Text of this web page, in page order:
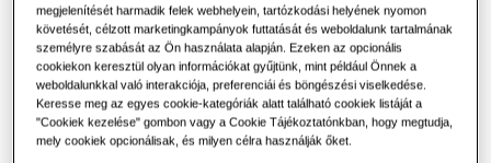
Vendéglátás
Irodák
Fenntarthatóság
Elérhető villamos teljesítmény
Egyfázisú
Szerelő keresése
megjelenítését harmadik felek webhelyein, tartózkodási helyének nyomon
követését, célzott marketingkampányok futtatását és weboldalunk tartalmának
személyre szabását az Ön használata alapján. Ezeken az opcionális
cookiekon keresztül olyan információkat gyűjtünk, mint például Önnek a
weboldalunkkal való interakciója, preferenciái és böngészési viselkedése.
Keresse meg az egyes cookie-kategóriák alatt található cookiek listáját a
"Cookiek kezelése" gombon vagy a Cookie Tájékoztatónkban, hogy megtudja,
mely cookiek opcionálisak, és milyen célra használják őket.